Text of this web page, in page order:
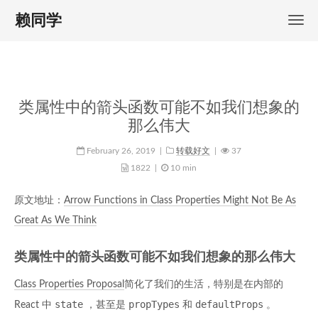
赖同学
类属性中的箭头函数可能不如我们想象的
那么伟大
February 26, 2019 转载好文
37
1822
10 min
原文地址： Arrow Functions in Class Properties Might Not Be As
Great As We Think
类属性中的箭头函数可能不如我们想象的那么伟大
Class Properties Proposal 简化了我们的生活，特别是在内部的
React 中 state ，甚至是 propTypes 和 defaultProps 。